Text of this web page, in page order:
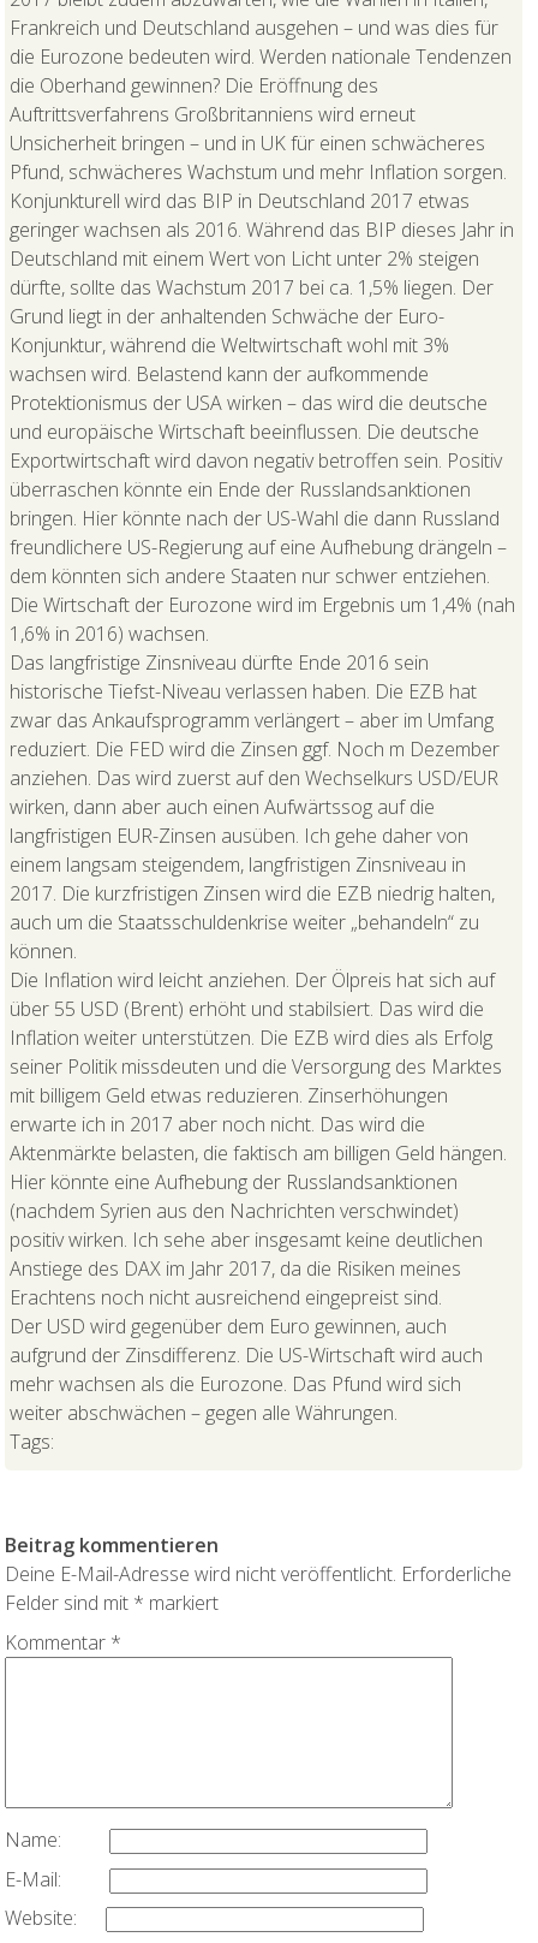
Frankreich und Deutschland ausgehen – und was dies für
die Eurozone bedeuten wird. Werden nationale Tendenzen
die Oberhand gewinnen? Die Eröffnung des
Auftrittsverfahrens Großbritanniens wird erneut
Unsicherheit bringen – und in UK für einen schwächeres
Pfund, schwächeres Wachstum und mehr Inflation sorgen.
Konjunkturell wird das BIP in Deutschland 2017 etwas
geringer wachsen als 2016. Während das BIP dieses Jahr in
Deutschland mit einem Wert von Licht unter 2% steigen
dürfte, sollte das Wachstum 2017 bei ca. 1,5% liegen. Der
Grund liegt in der anhaltenden Schwäche der Euro-
Konjunktur, während die Weltwirtschaft wohl mit 3%
wachsen wird. Belastend kann der aufkommende
Protektionismus der USA wirken – das wird die deutsche
und europäische Wirtschaft beeinflussen. Die deutsche
Exportwirtschaft wird davon negativ betroffen sein. Positiv
überraschen könnte ein Ende der Russlandsanktionen
bringen. Hier könnte nach der US-Wahl die dann Russland
freundlichere US-Regierung auf eine Aufhebung drängeln –
dem könnten sich andere Staaten nur schwer entziehen.
Die Wirtschaft der Eurozone wird im Ergebnis um 1,4% (nah
1,6% in 2016) wachsen.
Das langfristige Zinsniveau dürfte Ende 2016 sein
historische Tiefst-Niveau verlassen haben. Die EZB hat
zwar das Ankaufsprogramm verlängert – aber im Umfang
reduziert. Die FED wird die Zinsen ggf. Noch m Dezember
anziehen. Das wird zuerst auf den Wechselkurs USD/EUR
wirken, dann aber auch einen Aufwärtssog auf die
langfristigen EUR-Zinsen ausüben. Ich gehe daher von
einem langsam steigendem, langfristigen Zinsniveau in
2017. Die kurzfristigen Zinsen wird die EZB niedrig halten,
auch um die Staatsschuldenkrise weiter „behandeln“ zu
können.
Die Inflation wird leicht anziehen. Der Ölpreis hat sich auf
über 55 USD (Brent) erhöht und stabilsiert. Das wird die
Inflation weiter unterstützen. Die EZB wird dies als Erfolg
seiner Politik missdeuten und die Versorgung des Marktes
mit billigem Geld etwas reduzieren. Zinserhöhungen
erwarte ich in 2017 aber noch nicht. Das wird die
Aktenmärkte belasten, die faktisch am billigen Geld hängen.
Hier könnte eine Aufhebung der Russlandsanktionen
(nachdem Syrien aus den Nachrichten verschwindet)
positiv wirken. Ich sehe aber insgesamt keine deutlichen
Anstiege des DAX im Jahr 2017, da die Risiken meines
Erachtens noch nicht ausreichend eingepreist sind.
Der USD wird gegenüber dem Euro gewinnen, auch
aufgrund der Zinsdifferenz. Die US-Wirtschaft wird auch
mehr wachsen als die Eurozone. Das Pfund wird sich
weiter abschwächen – gegen alle Währungen.
Tags:
Beitrag kommentieren
Deine E-Mail-Adresse wird nicht veröffentlicht. Erforderliche
Felder sind mit * markiert
Kommentar *
Name:
E-Mail:
Website: